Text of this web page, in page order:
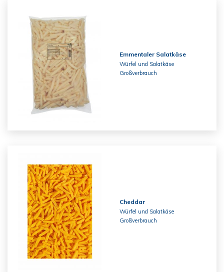
Emmentaler Salatkäse
Würfel und Salatkäse
Großverbrauch
Cheddar
Würfel und Salatkäse
Großverbrauch